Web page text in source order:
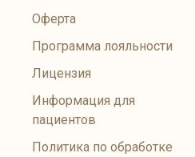
Оферта
Программа лояльности
Лицензия
Информация для
пациентов
Политика по обработке